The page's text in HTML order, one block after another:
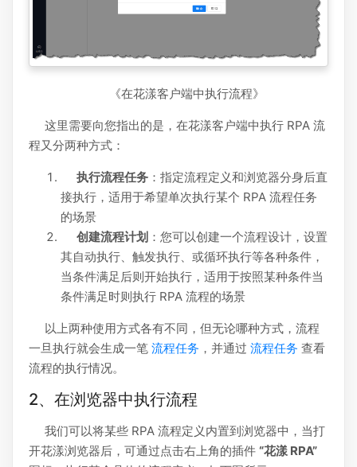
《在花漾客户端中执行流程》
这里需要向您指出的是，在花漾客户端中执行 RPA 流
程又分两种方式：
执行流程任务 ：指定流程定义和浏览器分身后直
接执行，适用于希望单次执行某个 RPA 流程任务
的场景
创建流程计划 ：您可以创建一个流程设计，设置
其自动执行、触发执行、或循环执行等各种条件，
当条件满足后则开始执行，适用于按照某种条件当
条件满足时则执行 RPA 流程的场景
以上两种使用方式各有不同，但无论哪种方式，流程
一旦执行就会生成一笔 流程任务 ，并通过 流程任务 查看
流程的执行情况。
2、在浏览器中执行流程
我们可以将某些 RPA 流程定义内置到浏览器中，当打
开花漾浏览器后，可通过点击右上角的插件 “花漾 RPA”